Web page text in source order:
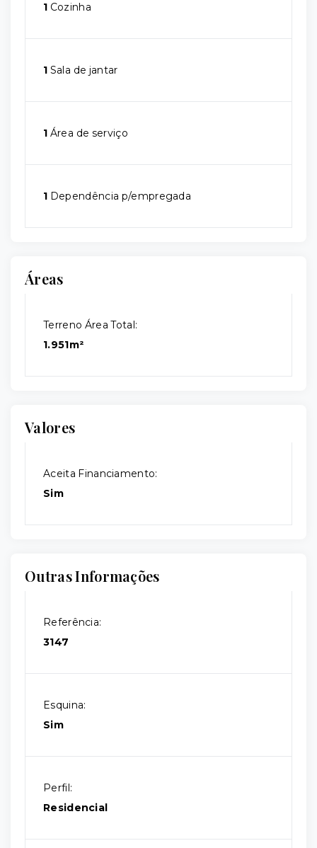
1 Cozinha
1 Sala de jantar
1 Área de serviço
1 Dependência p/empregada
Áreas
Terreno Área Total:
1.951m²
Valores
Aceita Financiamento:
Sim
Outras Informações
Referência:
3147
Esquina:
Sim
Perfil:
Residencial